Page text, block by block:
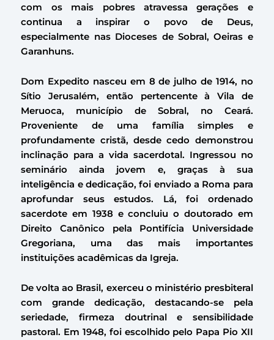
com os mais pobres atravessa gerações e
continua a inspirar o povo de Deus,
especialmente nas Dioceses de Sobral, Oeiras e
Garanhuns.
Dom Expedito nasceu em 8 de julho de 1914, no
Sítio Jerusalém, então pertencente à Vila de
Meruoca, município de Sobral, no Ceará.
Proveniente de uma família simples e
profundamente cristã, desde cedo demonstrou
inclinação para a vida sacerdotal. Ingressou no
seminário ainda jovem e, graças à sua
inteligência e dedicação, foi enviado a Roma para
aprofundar seus estudos. Lá, foi ordenado
sacerdote em 1938 e concluiu o doutorado em
Direito Canônico pela Pontifícia Universidade
Gregoriana, uma das mais importantes
instituições acadêmicas da Igreja.
De volta ao Brasil, exerceu o ministério presbiteral
com grande dedicação, destacando-se pela
seriedade, firmeza doutrinal e sensibilidade
pastoral. Em 1948, foi escolhido pelo Papa Pio XII